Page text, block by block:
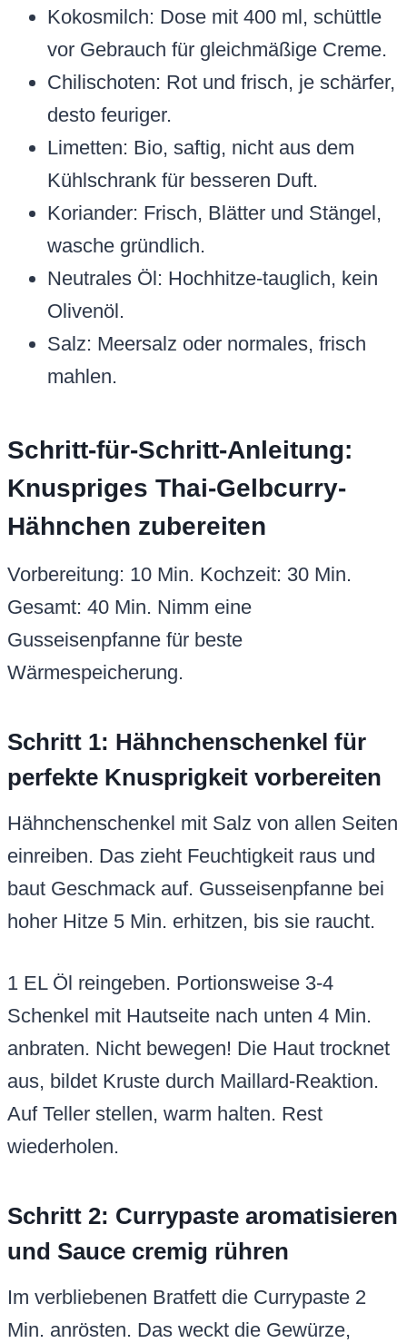
Kokosmilch: Dose mit 400 ml, schüttle
vor Gebrauch für gleichmäßige Creme.
Chilischoten: Rot und frisch, je schärfer,
desto feuriger.
Limetten: Bio, saftig, nicht aus dem
Kühlschrank für besseren Duft.
Koriander: Frisch, Blätter und Stängel,
wasche gründlich.
Neutrales Öl: Hochhitze-tauglich, kein
Olivenöl.
Salz: Meersalz oder normales, frisch
mahlen.
Schritt-für-Schritt-Anleitung:
Knuspriges Thai-Gelbcurry-
Hähnchen zubereiten
Vorbereitung: 10 Min. Kochzeit: 30 Min.
Gesamt: 40 Min. Nimm eine
Gusseisenpfanne für beste
Wärmespeicherung.
Schritt 1: Hähnchenschenkel für
perfekte Knusprigkeit vorbereiten
Hähnchenschenkel mit Salz von allen Seiten
einreiben. Das zieht Feuchtigkeit raus und
baut Geschmack auf. Gusseisenpfanne bei
hoher Hitze 5 Min. erhitzen, bis sie raucht.
1 EL Öl reingeben. Portionsweise 3-4
Schenkel mit Hautseite nach unten 4 Min.
anbraten. Nicht bewegen! Die Haut trocknet
aus, bildet Kruste durch Maillard-Reaktion.
Auf Teller stellen, warm halten. Rest
wiederholen.
Schritt 2: Currypaste aromatisieren
und Sauce cremig rühren
Im verbliebenen Bratfett die Currypaste 2
Min. anrösten. Das weckt die Gewürze,